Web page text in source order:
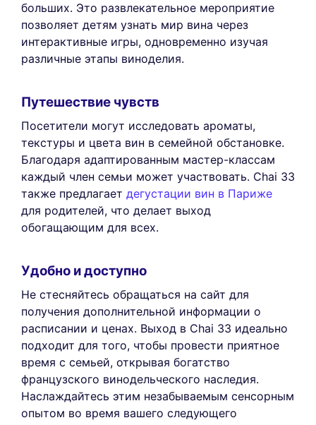
больших. Это развлекательное мероприятие
позволяет детям узнать мир вина через
интерактивные игры, одновременно изучая
различные этапы виноделия.
Путешествие чувств
Посетители могут исследовать ароматы,
текстуры и цвета вин в семейной обстановке.
Благодаря адаптированным мастер-классам
каждый член семьи может участвовать. Chai 33
также предлагает дегустации вин в Париже
для родителей, что делает выход
обогащающим для всех.
Удобно и доступно
Не стесняйтесь обращаться на сайт для
получения дополнительной информации о
расписании и ценах. Выход в Chai 33 идеально
подходит для того, чтобы провести приятное
время с семьей, открывая богатство
французского винодельческого наследия.
Наслаждайтесь этим незабываемым сенсорным
опытом во время вашего следующего